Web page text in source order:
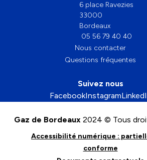
6 place Ravezies
33000
Bordeaux
05 56 79 40 40
Nous contacter
Questions fréquentes
Suivez nous
FacebookInstagram
Gaz de Bordeaux 2024 © Tous
Accessibilité numérique :
conforme